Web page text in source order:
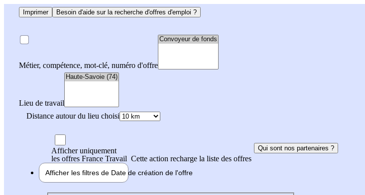
Imprimer Besoin d'aide sur la recherche d'offres d'emploi ?
Métier, compétence, mot-clé, numéro d'offre
Lieu de travail
Distance autour du lieu choisi
Afficher uniquement
les offres France Travail Cette action recharge la liste des offres
Qui sont nos partenaires ?
Afficher les filtres de Date de création de l'offre